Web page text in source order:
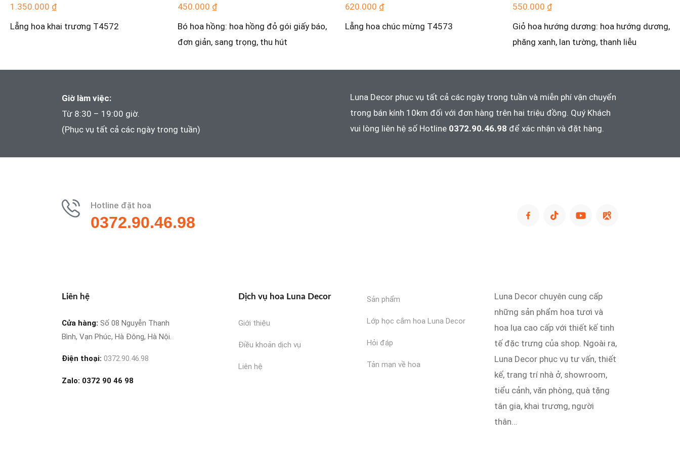
1.350.000 ₫
Lẵng hoa khai trương T4572
450.000 ₫
Bó hoa hồng: hoa hồng đỏ gói giấy báo,
đơn giản, sang trọng, thu hút
620.000 ₫
Lẵng hoa chúc mừng T4573
550.000 ₫
Giỏ hoa hướng dương: hoa hướng dương,
phăng xanh, lan tường, thanh liễu
Giờ làm việc:
Từ 8:30 – 19:00 giờ.
(Phục vụ tất cả các ngày trong tuần)
Luna Decor phục vụ tất cả các ngày trong tuần và miễn phí vận chuyển
trong bán kính 10km đối với đơn hàng trên hai triệu đồng. Quý Khách
vui lòng liên hệ số Hotline 0372.90.46.98 để xác nhận và đặt hàng.
Hotline đặt hoa
0372.90.46.98
Liên hệ
Cửa hàng: Số 08 Nguyễn Thanh
Bình, Vạn Phúc, Hà Đông, Hà Nội.
Điện thoại: 0372.90.46.98
Zalo: 0372 90 46 98
Dịch vụ hoa Luna Decor
Giới thiệu
Điều khoản dịch vụ
Liên hệ
Sản phẩm
Lớp học cắm hoa Luna Decor
Hỏi đáp
Tản mạn về hoa
Luna Decor chuyên cung cấp
những sản phẩm hoa tươi và
hoa lụa cao cấp với thiết kế tinh
tế đặc trưng của shop. Ngoài ra,
Luna Decor phục vụ tư vấn, thiết
kế, trang trí nhà ở, showroom,
tiểu cảnh, văn phòng, quà tặng
tân gia, khai trương, người
thân…